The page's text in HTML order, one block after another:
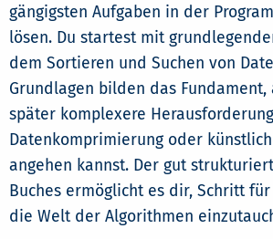
gängigsten Aufgaben in der
lösen. Du startest mit
dem Sortieren und Suchen von
Grundlagen bilden das
später komplexere
Datenkomprimierung oder
angehen kannst. Der gut
Buches ermöglicht es dir, Schritt
die Welt der Algorithmen